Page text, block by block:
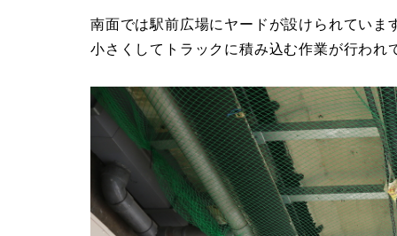
南面では駅前広場にヤードが設けられてい
小さくしてトラックに積み込む作業が行われ